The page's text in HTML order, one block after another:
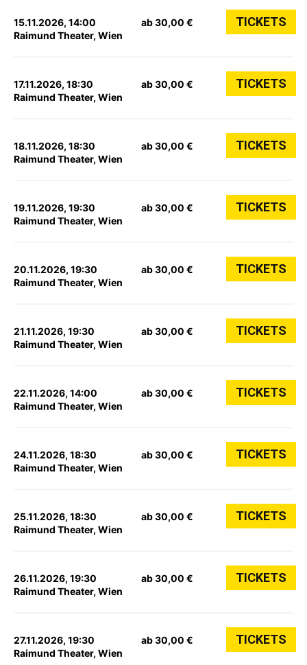
15.11.2026, 14:00
Raimund Theater, Wien
ab 30,00 € TICKETS
17.11.2026, 18:30
Raimund Theater, Wien
ab 30,00 € TICKETS
18.11.2026, 18:30
Raimund Theater, Wien
ab 30,00 € TICKETS
19.11.2026, 19:30
Raimund Theater, Wien
ab 30,00 € TICKETS
20.11.2026, 19:30
Raimund Theater, Wien
ab 30,00 € TICKETS
21.11.2026, 19:30
Raimund Theater, Wien
ab 30,00 € TICKETS
22.11.2026, 14:00
Raimund Theater, Wien
ab 30,00 € TICKETS
24.11.2026, 18:30
Raimund Theater, Wien
ab 30,00 € TICKETS
25.11.2026, 18:30
Raimund Theater, Wien
ab 30,00 € TICKETS
26.11.2026, 19:30
Raimund Theater, Wien
ab 30,00 € TICKETS
27.11.2026, 19:30
Raimund Theater, Wien
ab 30,00 € TICKETS